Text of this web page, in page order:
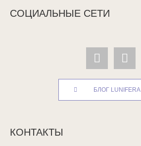
СОЦИАЛЬНЫЕ СЕТИ
БЛОГ LUNIFERA
КОНТАКТЫ